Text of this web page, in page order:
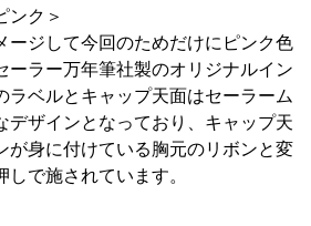
ンク＞
ージして今回のためだけにピンク色
ーラー万年筆社製のオリジナルイン
ラベルとキャップ天面はセーラーム
デザインとなっており、キャップ天
が身に付けている胸元のリボンと変
で施されています。